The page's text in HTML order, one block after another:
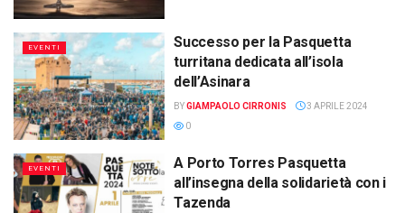
EVENTI
Successo per la Pasquetta
turritana dedicata all’isola
dell’Asinara
BYGIAMPAOLO CIRRONIS
3 APRILE 2024
0
EVENTI
A Porto Torres Pasquetta
all’insegna della solidarietà con i
Tazenda